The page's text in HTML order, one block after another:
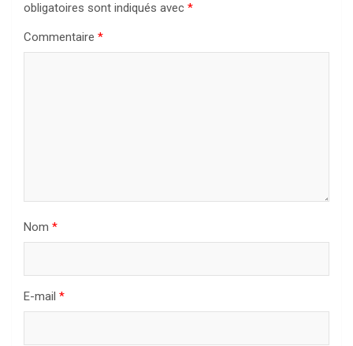
obligatoires sont indiqués avec *
Commentaire *
Nom *
E-mail *